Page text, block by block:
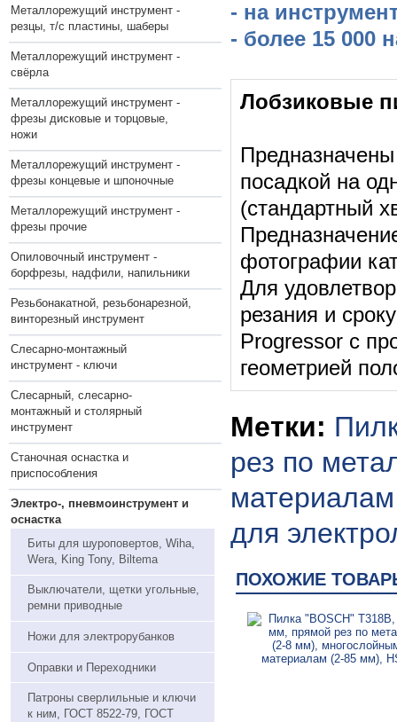
Металлорежущий инструмент -
резцы, т/с пластины, шаберы
Металлорежущий инструмент -
свёрла
Металлорежущий инструмент -
фрезы дисковые и торцовые,
ножи
Металлорежущий инструмент -
фрезы концевые и шпоночные
Металлорежущий инструмент -
фрезы прочие
Опиловочный инструмент -
борфрезы, надфили, напильники
Резьбонакатной, резьбонарезной,
винторезный инструмент
Слесарно-монтажный
инструмент - ключи
Слесарный, слесарно-
монтажный и столярный
инструмент
Станочная оснастка и
приспособления
Электро-, пневмоинструмент и
оснастка
Биты для шуроповертов, Wiha,
Wera, King Tony, Biltema
Выключатели, щетки угольные,
ремни приводные
Ножи для электрорубанков
Оправки и Переходники
Патроны сверлильные и ключи
к ним, ГОСТ 8522-79, ГОСТ
- на
- более 15 000
Лобзиковые
посадкой на
(стандартный
фотографии
Для
резания и
Progressor с
геометрией
Метки:
рез по
для
ПОХОЖИЕ